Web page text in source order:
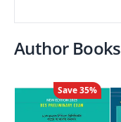
Author Books
Save35%